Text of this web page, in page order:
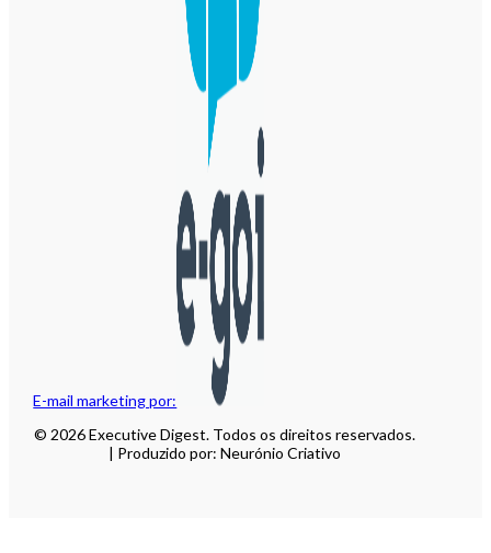
E-mail marketing por:
© 2026 Executive Digest. Todos os direitos reservados.
| Produzido por: Neurónio Criativo